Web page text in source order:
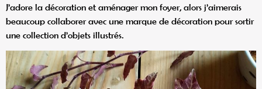
J’adore la décoration et aménager mon foyer, alors j’aimerais
beaucoup collaborer avec une marque de décoration pour sortir
une collection d’objets illustrés.